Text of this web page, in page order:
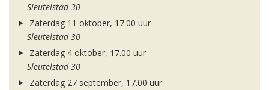
Sleutelstad 30
Zaterdag 11 oktober, 17.00 uur
Sleutelstad 30
Zaterdag 4 oktober, 17.00 uur
Sleutelstad 30
Zaterdag 27 september, 17.00 uur